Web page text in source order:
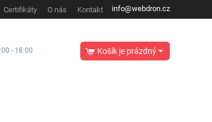
info@webdron.cz
Certifikáty O nás Kontakt
- 18:00 Košík je prázdný